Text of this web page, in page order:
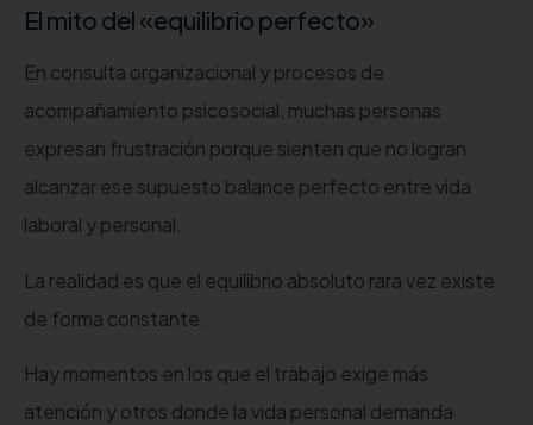
El mito del «equilibrio perfecto»
En consulta organizacional y procesos de
acompañamiento psicosocial, muchas personas
expresan frustración porque sienten que no logran
alcanzar ese supuesto balance perfecto entre vida
laboral y personal.
La realidad es que el equilibrio absoluto rara vez existe
de forma constante.
Hay momentos en los que el trabajo exige más
atención y otros donde la vida personal demanda